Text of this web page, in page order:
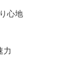
心地
力